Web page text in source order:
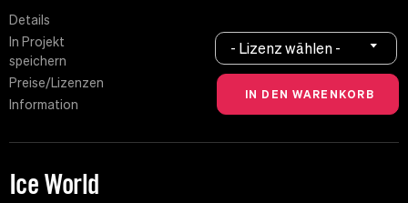
Details
In Projekt
speichern
Preise/Lizenzen
Information
- Lizenz wählen -
Ice World